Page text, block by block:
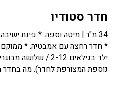
חדר סטודיו
34 מ"ר | מיטה וספה. * פינת
ילד בגילאים 2-12 /
נוספת המצורפת לחדר). מה בחדר